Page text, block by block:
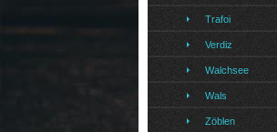
Trafoi
Verdiz
Walchsee
Wals
Zöblen